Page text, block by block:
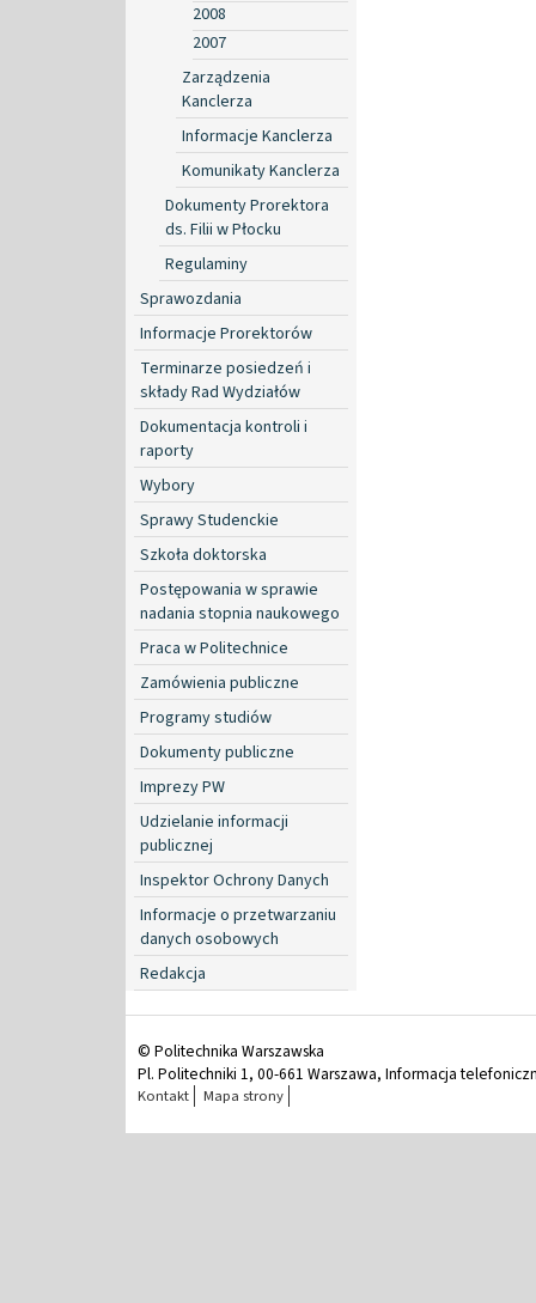
2008
2007
Zarządzenia
Kanclerza
Informacje Kanclerza
Komunikaty Kanclerza
Dokumenty Prorektora
ds. Filii w Płocku
Regulaminy
Sprawozdania
Informacje Prorektorów
Terminarze posiedzeń i
składy Rad Wydziałów
Dokumentacja kontroli i
raporty
Wybory
Sprawy Studenckie
Szkoła doktorska
Postępowania w sprawie
nadania stopnia naukowego
Praca w Politechnice
Zamówienia publiczne
Programy studiów
Dokumenty publiczne
Imprezy PW
Udzielanie informacji
publicznej
Inspektor Ochrony Danych
Informacje o przetwarzaniu
danych osobowych
Redakcja
© Politechnika Warszawska
Pl. Politechniki 1, 00-661 Warszawa, Informacja
Kontakt Mapa strony